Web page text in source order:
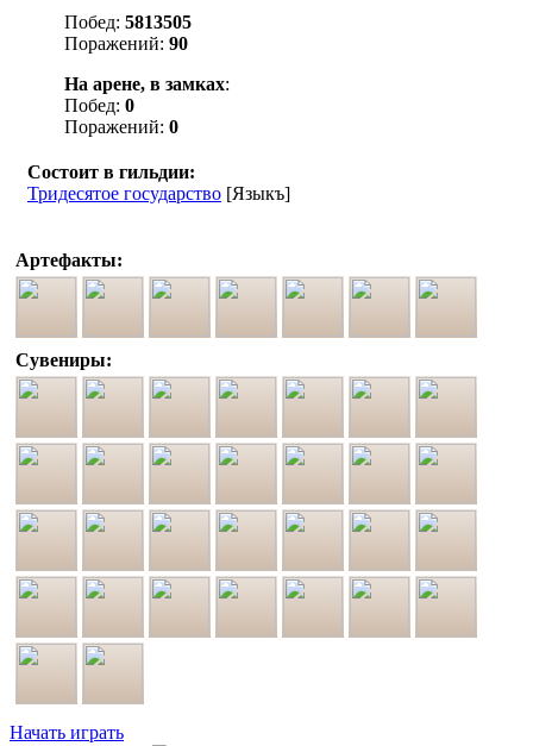
Побед: 5813505
Поражений: 90
На арене, в замках:
Побед: 0
Поражений: 0
Состоит в гильдии:
Тридесятое государство [Языкъ]
Артефакты:
Сувениры:
Начать играть